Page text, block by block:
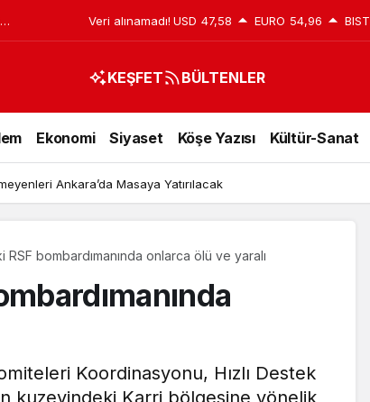
Veri alınamadı! USD 47,58 EURO 54,96 BIST
KEŞFET BÜLTENLER
Ekonomi Siyaset Köşe Yazısı Kültür-Sanat
Ankara’da Masaya Yatırılacak
bombardımanında onlarca ölü ve yaralı
Koordinasyonu, Hızlı Destek
kuzeyindeki Karri bölgesine yönelik